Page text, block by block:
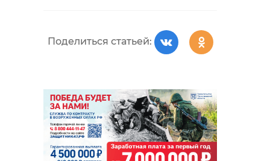
Поделиться статьей: